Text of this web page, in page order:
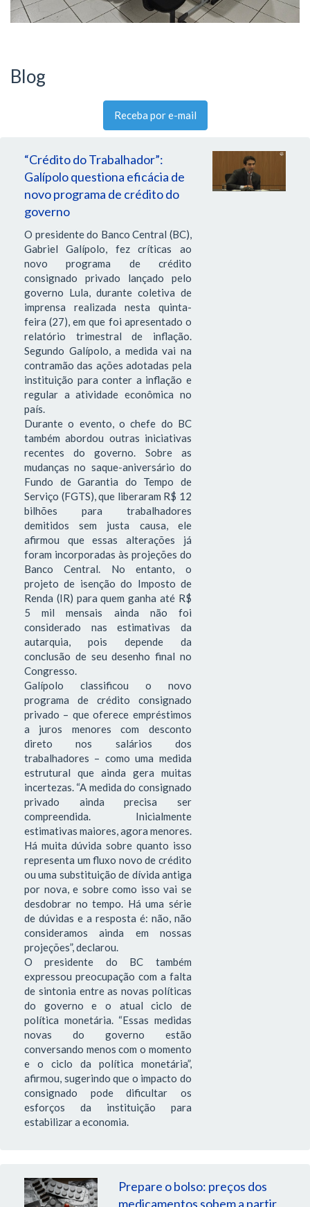
Blog
Receba por e-mail
“Crédito do Trabalhador”:
Galípolo questiona eficácia de
novo programa de crédito do
governo
O presidente do Banco Central (BC),
Gabriel Galípolo, fez críticas ao
novo programa de crédito
consignado privado lançado pelo
governo Lula, durante coletiva de
imprensa realizada nesta quinta-
feira (27), em que foi apresentado o
relatório trimestral de inflação.
Segundo Galípolo, a medida vai na
contramão das ações adotadas pela
instituição para conter a inflação e
regular a atividade econômica no
país.
Durante o evento, o chefe do BC
também abordou outras iniciativas
recentes do governo. Sobre as
mudanças no saque-aniversário do
Fundo de Garantia do Tempo de
Serviço (FGTS), que liberaram R$ 12
bilhões para trabalhadores
demitidos sem justa causa, ele
afirmou que essas alterações já
foram incorporadas às projeções do
Banco Central. No entanto, o
projeto de isenção do Imposto de
Renda (IR) para quem ganha até R$
5 mil mensais ainda não foi
considerado nas estimativas da
autarquia, pois depende da
conclusão de seu desenho final no
Congresso.
Galípolo classificou o novo
programa de crédito consignado
privado – que oferece empréstimos
a juros menores com desconto
direto nos salários dos
trabalhadores – como uma medida
estrutural que ainda gera muitas
incertezas. “A medida do consignado
privado ainda precisa ser
compreendida. Inicialmente
estimativas maiores, agora menores.
Há muita dúvida sobre quanto isso
representa um fluxo novo de crédito
ou uma substituição de dívida antiga
por nova, e sobre como isso vai se
desdobrar no tempo. Há uma série
de dúvidas e a resposta é: não, não
consideramos ainda em nossas
projeções”, declarou.
O presidente do BC também
expressou preocupação com a falta
de sintonia entre as novas políticas
do governo e o atual ciclo de
política monetária. “Essas medidas
novas do governo estão
conversando menos com o momento
e o ciclo da política monetária”,
afirmou, sugerindo que o impacto do
consignado pode dificultar os
esforços da instituição para
estabilizar a economia.
Prepare o bolso: preços dos
medicamentos sobem a partir